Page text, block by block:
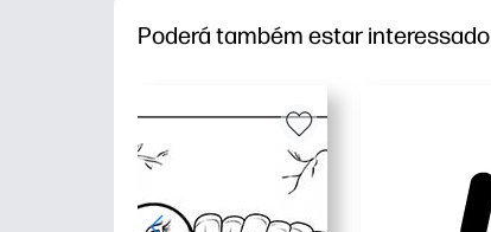
Poderá também estar